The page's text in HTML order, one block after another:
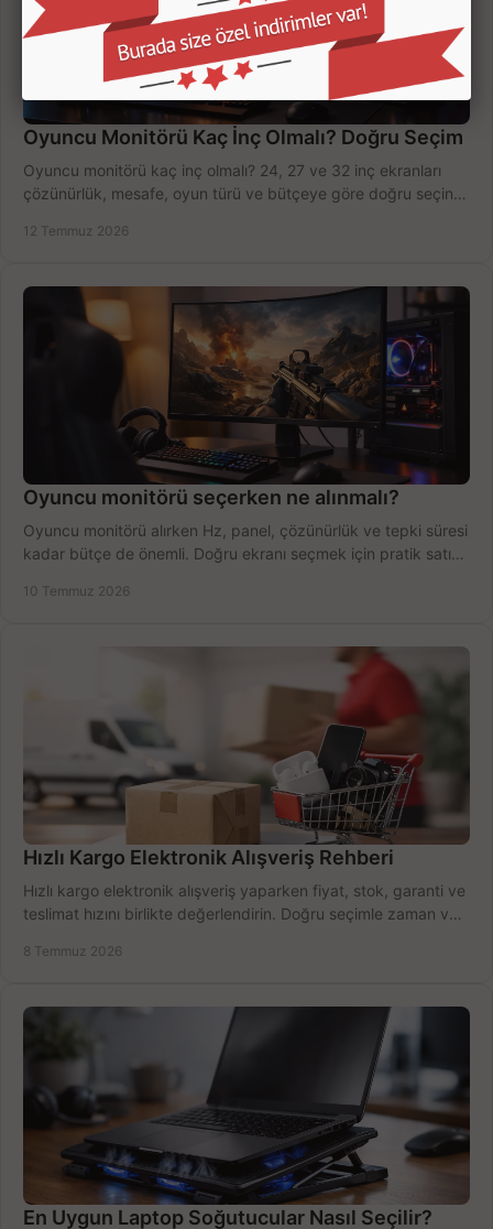
Oyuncu Monitörü Kaç İnç Olmalı? Doğru Seçim
Oyuncu monitörü kaç inç olmalı? 24, 27 ve 32 inç ekranları
çözünürlük, mesafe, oyun türü ve bütçeye göre doğru seçin,
12 Temmuz 2026
Oyuncu monitörü seçerken ne alınmalı?
Oyuncu monitörü alırken Hz, panel, çözünürlük ve tepki süresi
kadar bütçe de önemli. Doğru ekranı seçmek için pratik satın
10 Temmuz 2026
Hızlı Kargo Elektronik Alışveriş Rehberi
Hızlı kargo elektronik alışveriş yaparken fiyat, stok, garanti ve
teslimat hızını birlikte değerlendirin. Doğru seçimle zaman ve
8 Temmuz 2026
En Uygun Laptop Soğutucular Nasıl Seçilir?